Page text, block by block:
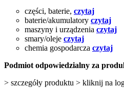
części, baterie, czytaj
baterie/akumulatory czytaj
maszyny i urządzenia czytaj
smary/oleje czytaj
chemia gospodarcza czytaj
Podmiot odpowiedzialny za
> szczegóły produktu > kliknij na